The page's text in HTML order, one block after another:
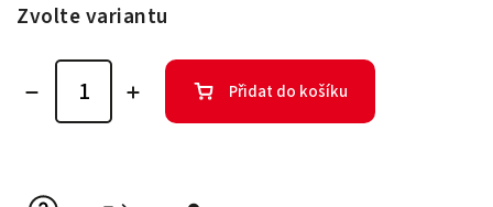
Zvolte variantu
Přidat do košíku